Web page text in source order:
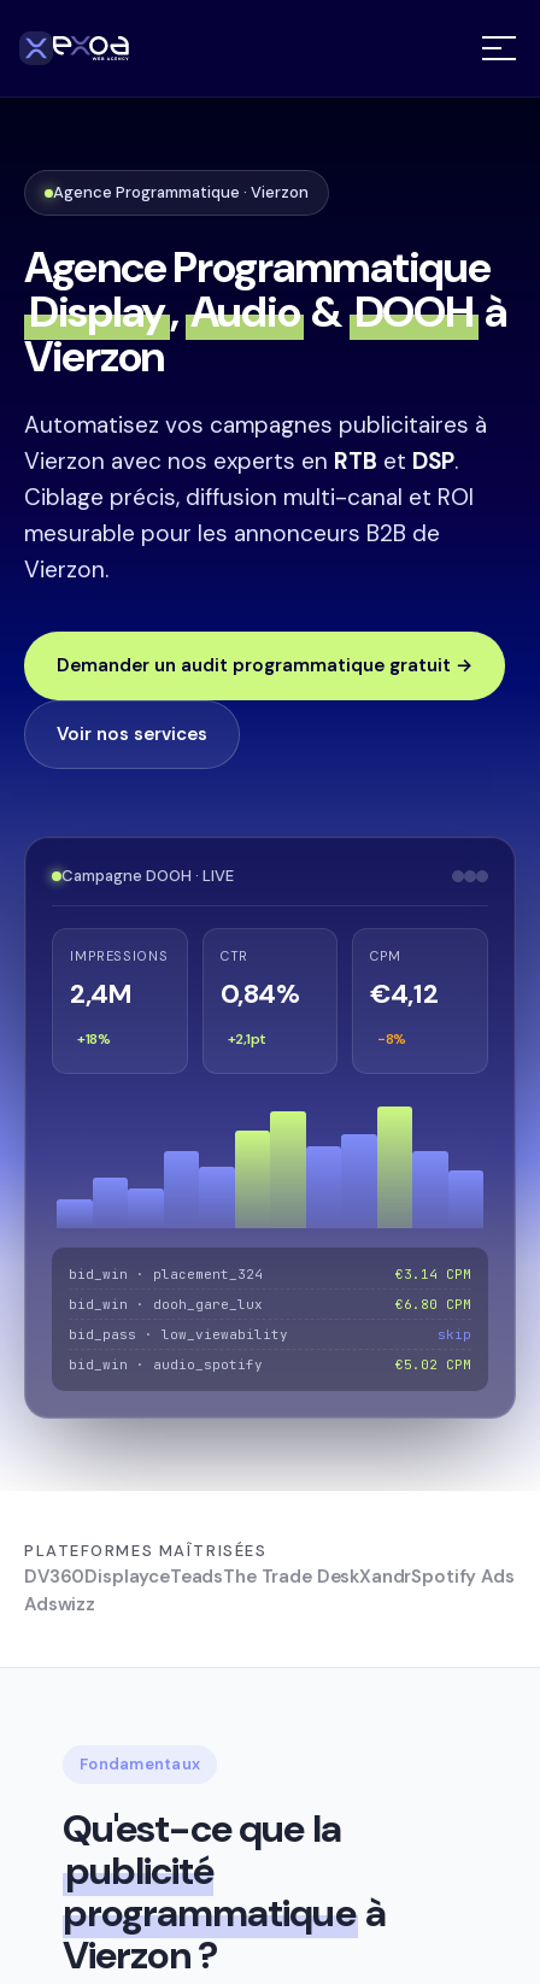
Agence Programmatique · Vierzon
Agence Programmatique
Display, Audio & DOOHà
Vierzon
Automatisez vos campagnes publicitaires à
Vierzon avec nos experts en RTB et DSP.
Ciblage précis, diffusion multi-canal et ROI
mesurable pour les annonceurs B2B de
Vierzon.
Demander un audit programmatique gratuit →
Voir nos services
Campagne DOOH · LIVE
IMPRESSIONS
2,4M
+18%
CTR
0,84%
+2,1pt
CPM
€4,12
−8%
bid_win · placement_324
€3.14 CPM
bid_win · dooh_gare_lux
€6.80 CPM
bid_pass · low_viewability
skip
bid_win · audio_spotify
€5.02 CPM
PLATEFORMES MAÎTRISÉES
DV360DisplayceTeadsThe Trade DeskXandrSpotify Ads
Adswizz
Fondamentaux
Qu'est-ce que la
publicité
programmatiqueà
Vierzon ?